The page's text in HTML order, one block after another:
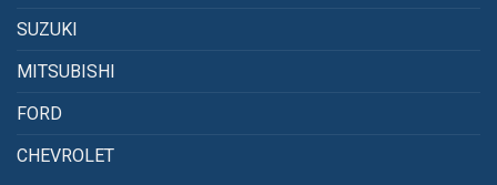
SUZUKI
MITSUBISHI
FORD
CHEVROLET